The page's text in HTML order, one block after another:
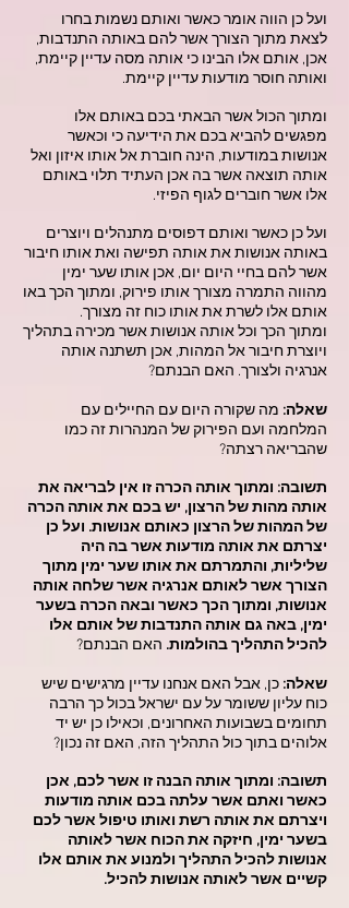
ועל כן הווה אומר כאשר ואותם נשמות בחרו
לצאת מתוך הצורך אשר להם באותה התנדבות,
אכן, אותם אלו הבינו כי אותה מסה עדיין קיימת,
ואותה חוסר מודעות עדיין קיימת.
ומתוך הכול אשר הבאתי בכם באותם אלו
מפגשים להביא בכם את הידיעה כי וכאשר
אנושות במודעות, הינה חוברת אל אותו איזון ואל
אותה תוצאה אשר בה אכן העתיד תלוי באותם
אלו אשר חוברים לגוף הפיזי.
ועל כן כאשר ואותם דפוסים מתנהלים ויוצרים
באותה אנושות את אותה תפישה ואת אותו חיבור
אשר להם בחיי היום יום, אכן אותו שער ימין
מהווה התמרה מצורך אותו פירוק, ומתוך הכך באו
אותם אלו לשרת את אותו כוח זה מצורך.
ומתוך הכך וכל אותה אנושות אשר מכירה בתהליך
ויוצרת חיבור אל המהות, אכן תשתנה אותה
אנרגיה ולצורך. האם הבנתם?
שאלה: מה שקורה היום עם החיילים עם
המלחמה ועם הפירוק של המנהרות זה כמו
שהבריאה רצתה?
תשובה: ומתוך אותה הכרה זו אין לבריאה את
אותה מהות של הרצון, יש בכם את אותה הכרה
של המהות של הרצון כאותם אנושות. ועל כן
יצרתם את אותה מודעות אשר בה היה
שליליות, והתמרתם את אותו שער ימין מתוך
הצורך אשר לאותם אנרגיה אשר שלחה אותה
אנושות, ומתוך הכך כאשר ובאה הכרה בשער
ימין, באה גם אותה התנדבות של אותם אלו
להכיל התהליך בהולמות. האם הבנתם?
שאלה: כן, אבל האם אנחנו עדיין מרגישים שיש
כוח עליון ששומר על עם ישראל בכול כך הרבה
תחומים בשבועות האחרונים, וכאילו כן יש יד
אלוהים בתוך כול התהליך הזה, האם זה נכון?
תשובה: ומתוך אותה הבנה זו אשר לכם, אכן
כאשר ואתם אשר עלתה בכם אותה מודעות
ויצרתם את אותה רשת ואותו טיפול אשר לכם
בשער ימין, חיזקה את הכוח אשר לאותה
אנושות להכיל התהליך ולמנוע את אותם אלו
קשיים אשר לאותה אנושות להכיל.